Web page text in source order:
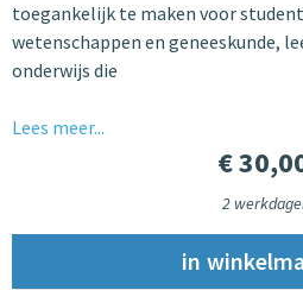
toegankelijk te maken voor
wetenschappen en geneeskunde,
onderwijs die
Lees meer...
€
2